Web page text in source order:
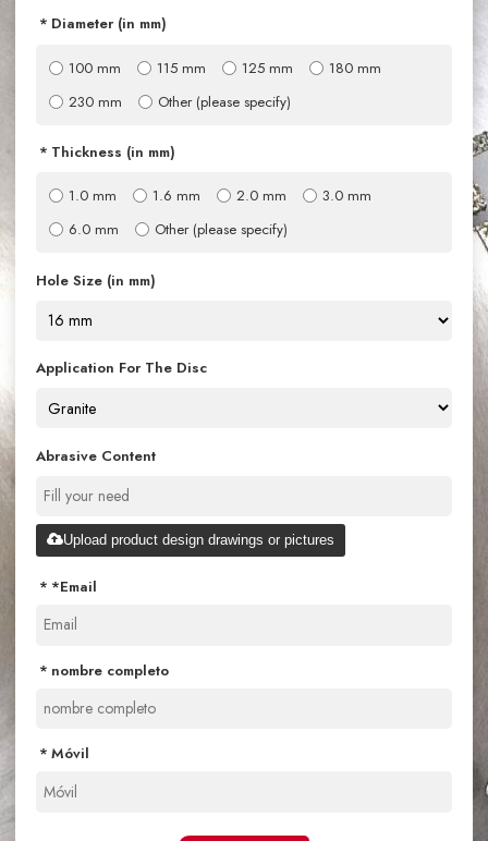
Diameter (in mm)
100 mm 115 mm 125 mm
180 mm
230 mm
Other (please specify)
Thickness (in mm)
1.0 mm 1.6 mm 2.0 mm
3.0 mm
6.0 mm
Other (please specify)
Hole Size (in mm)
Application For The Disc
Abrasive Content
Upload product design drawings or pictures
*Email
nombre completo
Móvil